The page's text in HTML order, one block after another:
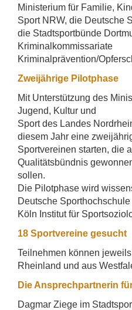
Ministerium für Familie,
Sport NRW, die Deutsche
die Stadtsportbünde
Kriminalkommissariate
Kriminalprävention/
Zweijährige Pilotphase
Mit Unterstützung des
Jugend, Kultur und
Sport des Landes
diesem Jahr eine
Sportvereinen starten, die
Qualitätsbündnis
sollen.
Die Pilotphase wird
Deutsche Sporthochschule
Köln Institut für
18 Sportvereine gesucht
Teilnehmen können
Rheinland und aus
Die Ansprechpartnerin
Dagmar Ziege im